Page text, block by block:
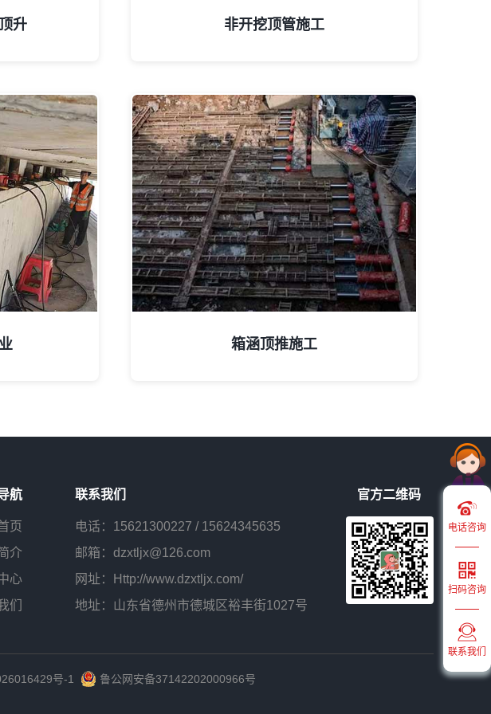
升 非开挖顶管施工
箱涵顶推施工
航
页
介
心
们
联系我们
电话： 15621300227 / 15624345635
邮箱：dzxtljx@126.com
网址：Http://www.dzxtljx.com/
地址：山东省德州市德城区裕丰街1027号
官方二维码
号-1 鲁公网安备37142202000966号
电话咨询
扫码咨询
联系我们